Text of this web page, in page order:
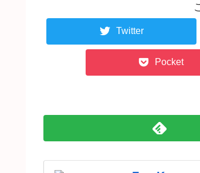
Twitter
Pocket